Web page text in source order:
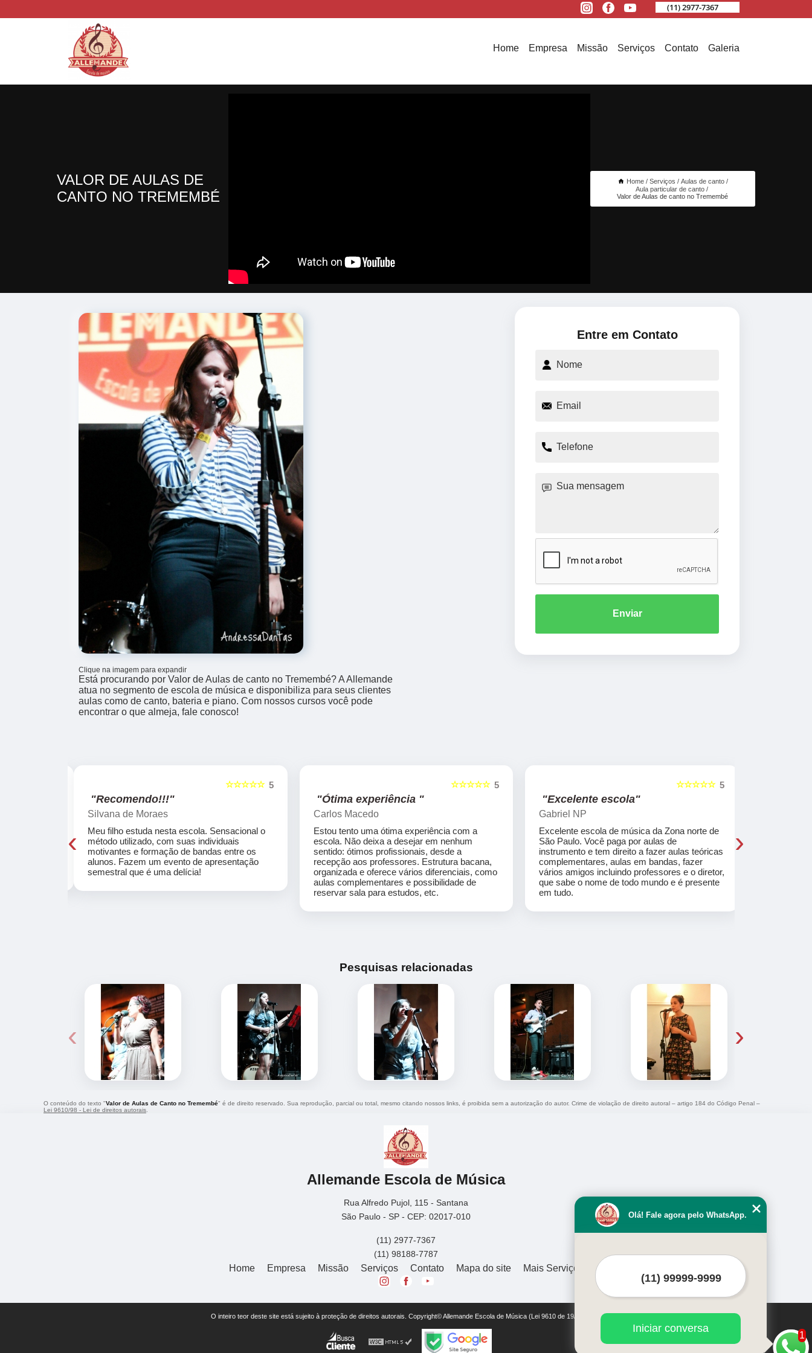
(11) 2977-7367
Home Empresa Missão Serviços Contato Galeria
VALOR DE AULAS DE
CANTO NO TREMEMBÉ
Home Serviços
Aulas de canto
Aula particular de canto
Valor de Aulas de canto no Tremembé
Clique na imagem para expandir
Está procurando por Valor de Aulas de canto no Tremembé? A Allemande
atua no segmento de escola de música e disponibiliza para seus clientes
aulas como de canto, bateria e piano. Com nossos cursos você pode
encontrar o que almeja, fale conosco!
Entre em Contato
Enviar
5
☆☆☆☆☆
"Recomendo!!!"
Silvana de Moraes
Meu filho estuda nesta escola. Sensacional o
método utilizado, com suas individuais
motivantes e formação de bandas entre os
alunos. Fazem um evento de apresentação
semestral que é uma delícia!
5
☆☆☆☆☆
"Ótima experiência "
Carlos Macedo
Estou tento uma ótima experiência com a
escola. Não deixa a desejar em nenhum
sentido: ótimos profissionais, desde a
recepção aos professores. Estrutura bacana,
organizada e oferece vários diferenciais, como
aulas complementares e possibilidade de
reservar sala para estudos, etc.
5
☆☆☆☆☆
"Excelente escola"
Gabriel NP
Excelente escola de música da Zona norte de
São Paulo. Você paga por aulas de
instrumento e tem direito a fazer aulas teóricas
complementares, aulas em bandas, fazer
vários amigos incluindo professores e o diretor,
que sabe o nome de todo mundo e é presente
em tudo.
‹ ›
Pesquisas relacionadas
‹ ›
O conteúdo do texto "Valor de Aulas de Canto no Tremembé" é de direito reservado. Sua reprodução, parcial ou total, mesmo citando nossos links, é proibida sem a autorização do autor. Crime de violação de direito autoral – artigo 184 do Código Penal –
Lei 9610/98 - Lei de direitos autorais
Allemande Escola de Música
Rua Alfredo Pujol, 115 - Santana
São Paulo - SP - CEP: 02017-010
(11) 2977-7367
(11) 98188-7787
Home Empresa Missão Serviços Contato Mapa do site Mais Serviços
O inteiro teor deste site está sujeito à proteção de direitos autorais. Copyright© Allemande Escola de Música (Lei 9610 de 19/02/1998)
1
Olá! Fale agora pelo WhatsApp.
Iniciar conversa